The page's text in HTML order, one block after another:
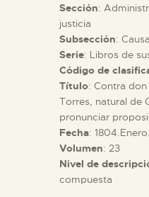
PREPARAR
█
EL MUSEO
Sección:
justicia
Subsección:
Serie: Libros de
Código de
Título: Contra
Torres, natural de
pronunciar
Fecha:
Volumen: 23
Nivel de
compuesta